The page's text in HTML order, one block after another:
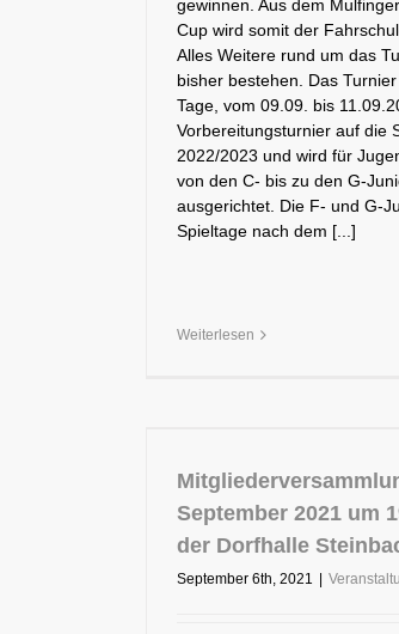
gewinnen. Aus dem
Cup wird somit der
Alles Weitere rund um das
bisher bestehen. Das
Tage, vom 09.09. bis
Vorbereitungsturnier auf die
2022/2023 und wird für
von den C- bis zu den G-
ausgerichtet. Die F- und G-
Spieltage nach dem [...]
Weiterlesen
September 2021 um
der Dorfhalle
September 6th, 2021